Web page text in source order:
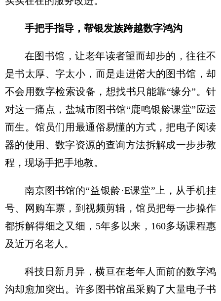
手把手指导，帮银发族跨越数字鸿沟
在图书馆，让老年读者望而却步的，往往不
是书太厚、字太小，而是走进偌大的图书馆，却
不会用数字检索设备，想找书只能靠“缘分”。针
对这一痛点，盐城市图书馆“鹿鸣银龄课堂”应运
而生。馆员们用最通俗易懂的方式，把电子阅读
器的使用、数字资源的查询方法拆解成一步步教
程，现场手把手地教。
南京图书馆的“益银龄·E课堂”上，从手机挂
号、网购车票，到视频剪辑，馆员把每一步操作
都拆解得细之又细，5年多以来，160多场课程惠
及近万名老人。
科技日新月异，横亘在老年人面前的数字鸿
沟却愈加突出。许多图书馆虽采购了大量电子书